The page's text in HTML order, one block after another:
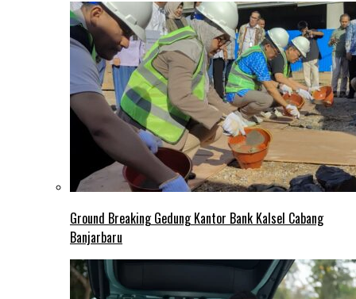
Ground Breaking Gedung Kantor Bank Kalsel Cabang
Banjarbaru